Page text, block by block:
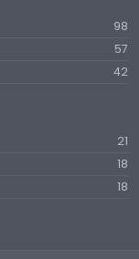
98
57
42
21
18
18